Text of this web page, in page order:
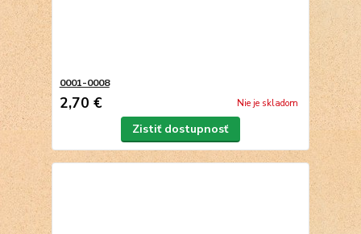
0001-0008
2,70 € Nie je skladom
Zistiť dostupnosť